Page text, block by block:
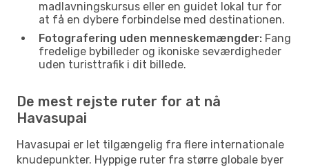
madlavningskursus eller en guidet lokal tur for
at få en dybere forbindelse med destinationen.
Fotografering uden menneskemængder: Fang
fredelige bybilleder og ikoniske seværdigheder
uden turisttrafik i dit billede.
De mest rejste ruter for at nå
Havasupai
Havasupai er let tilgængelig fra flere internationale
knudepunkter. Hyppige ruter fra større globale byer